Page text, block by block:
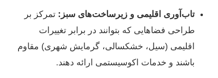
تاب‌آوری اقلیمی و زیرساخت‌های سبز: تمرکز بر
طراحی فضاهایی که بتوانند در برابر تغییرات
اقلیمی (سیل، خشکسالی، گرمایش شهری) مقاوم
باشند و خدمات اکوسیستمی ارائه دهند.